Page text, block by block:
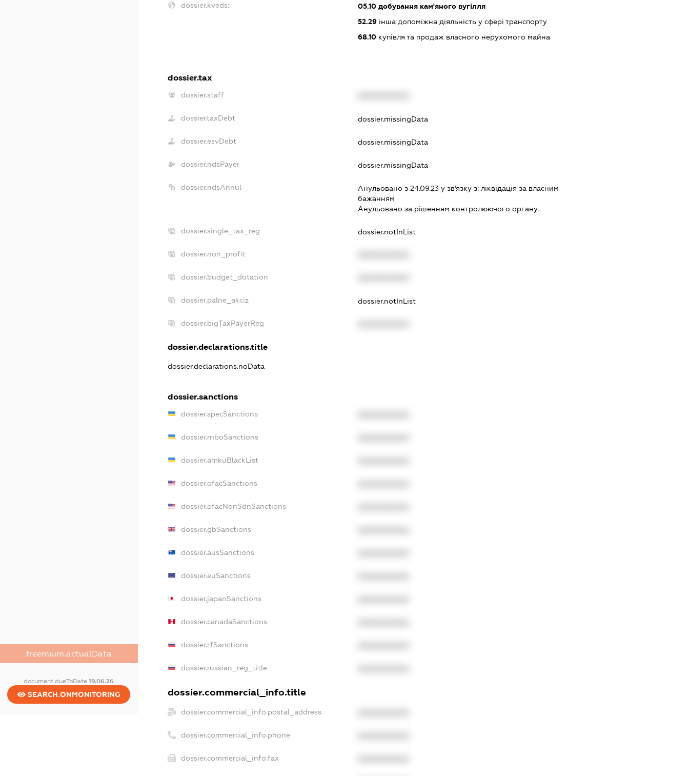
freemium.actualData
document.dueToDate19.06.26
SEARCH.ONMONITORING
dossier.kveds: 05.10добування кам'яного вугілля
52.29інша допоміжна діяльність у сфері транспорту
68.10купівля та продаж власного нерухомого майна
dossier.tax
dossier.staff
dossier.taxDebt dossier.missingData
dossier.esvDebt dossier.missingData
dossier.ndsPayer dossier.missingData
dossier.ndsAnnul Анульовано з 24.09.23 у зв'язку з: лiквiдацiя за власним
бажанням
Анульовано за рiшенням контролюючого органу.
dossier.single_tax_reg dossier.notInList
dossier.non_profit
dossier.budget_dotation
dossier.palne_akciz dossier.notInList
dossier.bigTaxPayerReg
dossier.declarations.title
dossier.declarations.noData
dossier.sanctions
dossier.specSanctions
dossier.rnboSanctions
dossier.amkuBlackList
dossier.ofacSanctions
dossier.ofacNonSdnSanctions
dossier.gbSanctions
dossier.ausSanctions
dossier.euSanctions
dossier.japanSanctions
dossier.canadaSanctions
dossier.rfSanctions
dossier.russian_reg_title
dossier.commercial_info.title
dossier.commercial_info.postal_address
dossier.commercial_info.phone
dossier.commercial_info.fax